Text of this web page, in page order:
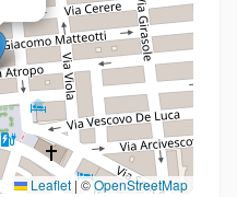
Leaflet |©OpenStreetMap